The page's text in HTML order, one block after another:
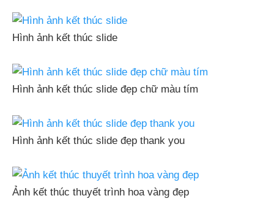
Hình ảnh kết thúc slide
Hình ảnh kết thúc slide đẹp chữ màu tím
Hình ảnh kết thúc slide đẹp thank you
Ảnh kết thúc thuyết trình hoa vàng đẹp